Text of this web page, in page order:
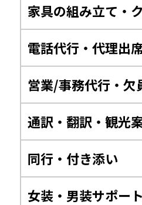
家具の組み立て・
電話代行・代理出
営業/事務代行・欠
通訳・翻訳・観光
同行・付き添い
女装・男装サポー